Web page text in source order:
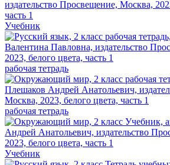
Учебник
рабочая тетрадь
рабочая тетрадь
Учебник